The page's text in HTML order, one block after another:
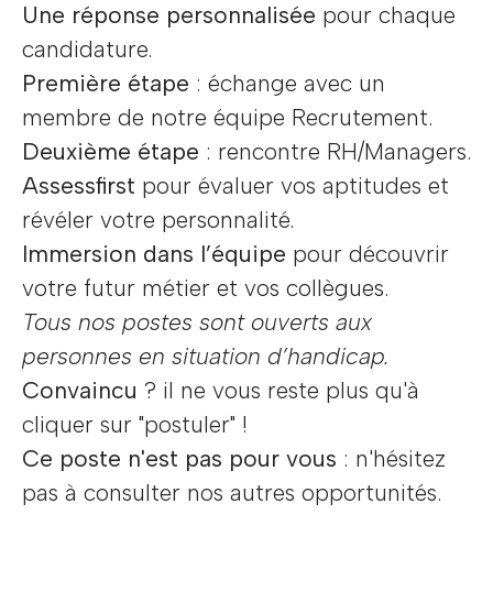
Une réponse personnalisée pour chaque
candidature.
Première étape : échange avec un
membre de notre équipe Recrutement.
Deuxième étape : rencontre RH/Managers.
Assessfirst pour évaluer vos aptitudes et
révéler votre personnalité.
Immersion dans l’équipe pour découvrir
votre futur métier et vos collègues.
Tous nos postes sont ouverts aux
personnes en situation d’handicap.
Convaincu ? il ne vous reste plus qu'à
cliquer sur "postuler" !
Ce poste n'est pas pour vous : n'hésitez
pas à consulter nos autres opportunités.